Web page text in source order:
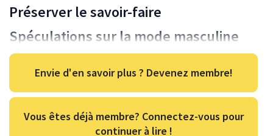
Préserver le savoir-faire
Spéculations sur la mode masculine
Envie d'en savoir plus ? Devenez membre!
Vous êtes déjà membre? Connectez-vous pour
continuer à lire !